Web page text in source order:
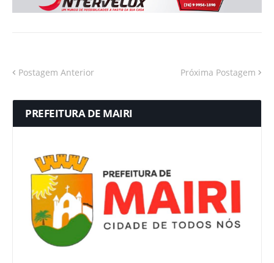
Postagem Anterior Próxima Postagem
PREFEITURA DE MAIRI